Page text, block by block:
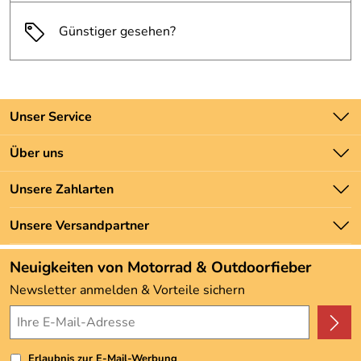
Günstiger gesehen?
Unser Service
Kontakt
Batteriegesetz
Newsletter
Zahlung und Versand
Über uns
Unsere Bestseller
Marken
Neu
Angebote
Kundenbewertungen (3.493)
4,9/5*****
Unsere Zahlarten
Unsere Versandpartner
Neuigkeiten von Motorrad & Outdoorfieber
Newsletter anmelden & Vorteile sichern